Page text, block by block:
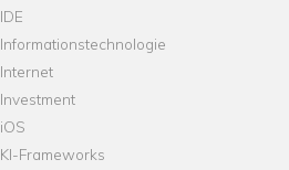
IDE
Informationstechnologie
Internet
Investment
iOS
KI-Frameworks